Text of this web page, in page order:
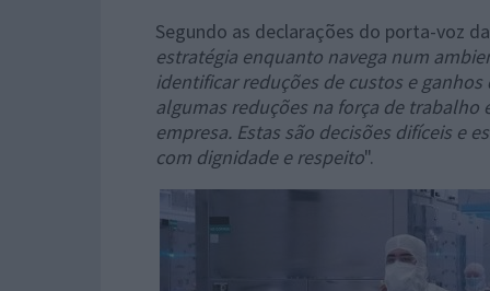
Segundo as declarações do porta-voz
estratégia enquanto navega num
identificar reduções de custos e
algumas reduções na força de trabalho
empresa. Estas são decisões difíceis e
com dignidade e respeito".